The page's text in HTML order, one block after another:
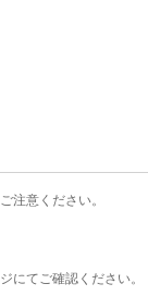
注意ください。
にてご確認ください。